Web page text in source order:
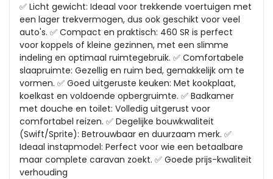
✅ Licht gewicht: Ideaal voor trekkende voertuigen met
een lager trekvermogen, dus ook geschikt voor veel
auto's. ✅ Compact en praktisch: 460 SR is perfect
voor koppels of kleine gezinnen, met een slimme
indeling en optimaal ruimtegebruik. ✅ Comfortabele
slaapruimte: Gezellig en ruim bed, gemakkelijk om te
vormen. ✅ Goed uitgeruste keuken: Met kookplaat,
koelkast en voldoende opbergruimte. ✅ Badkamer
met douche en toilet: Volledig uitgerust voor
comfortabel reizen. ✅ Degelijke bouwkwaliteit
(Swift/Sprite): Betrouwbaar en duurzaam merk. ✅
Ideaal instapmodel: Perfect voor wie een betaalbare
maar complete caravan zoekt. ✅ Goede prijs-kwaliteit
verhouding